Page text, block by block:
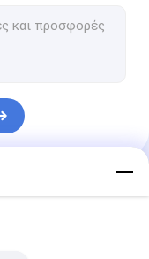
PPE